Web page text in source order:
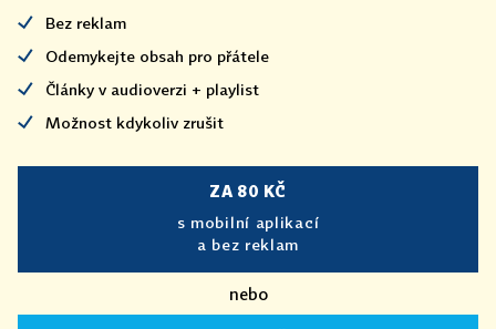
Bez reklam
Odemykejte obsah pro přátele
Články v audioverzi + playlist
Možnost kdykoliv zrušit
ZA 80 KČ
s mobilní aplikací
a bez reklam
nebo